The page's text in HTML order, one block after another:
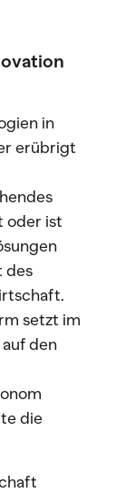
in
erübrigt
oder ist
des
setzt im
den
die